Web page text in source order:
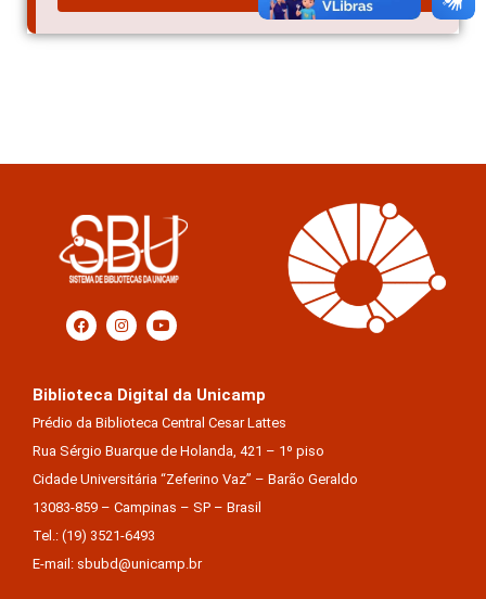
Biblioteca Digital da Unicamp
Prédio da Biblioteca Central Cesar Lattes
Rua Sérgio Buarque de Holanda, 421 – 1º piso
Cidade Universitária “Zeferino Vaz” – Barão Geraldo
13083-859 – Campinas – SP – Brasil
Tel.: (19) 3521-6493
E-mail: sbubd@unicamp.br